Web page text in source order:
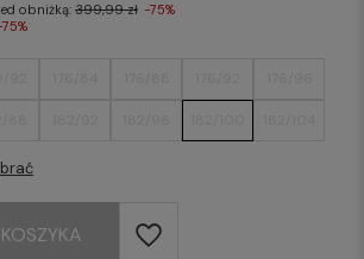
obniżką:399,99 zł -75%